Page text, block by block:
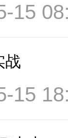
15
战
15